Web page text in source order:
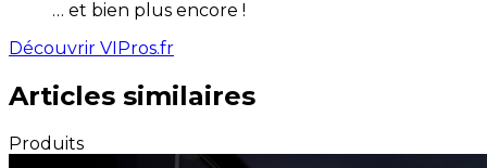
… et bien plus encore !
Découvrir VIPros.fr
Articles similaires
Produits